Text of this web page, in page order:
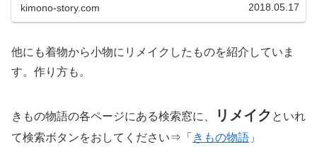
kimono-story.com 2018.05.17
他にも着物から小物にリメイクしたものを紹介していま
す。作り方も。
きもの物語の各ページにある検索窓に、 リメイク といれ
て検索ボタンをおしてください⇒「 きもの物語 」